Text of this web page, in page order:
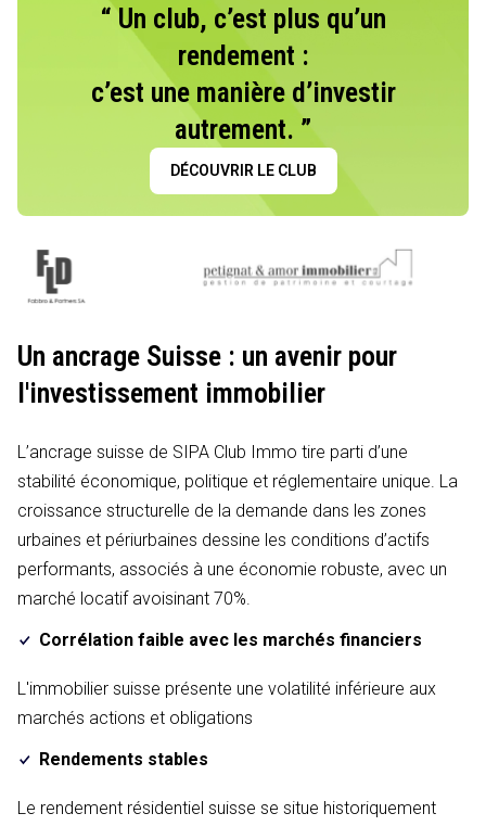
“ Un club, c’est plus qu’un
rendement :
c’est une manière d’investir
autrement. ”
DÉCOUVRIR LE CLUB
Un ancrage Suisse : un avenir pour
l'investissement immobilier
L’ancrage suisse de SIPA Club Immo tire parti d’une
stabilité économique, politique et réglementaire unique. La
croissance structurelle de la demande dans les zones
urbaines et périurbaines dessine les conditions d’actifs
performants, associés à une économie robuste, avec un
marché locatif avoisinant 70%.
Corrélation faible avec les marchés financiers
L'immobilier suisse présente une volatilité inférieure aux
marchés actions et obligations
Rendements stables
Le rendement résidentiel suisse se situe historiquement